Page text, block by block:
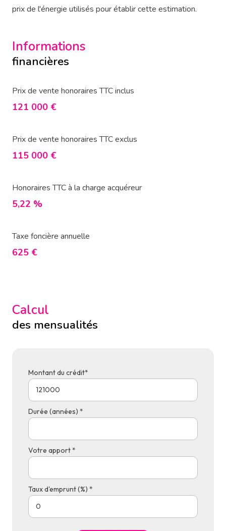
prix de l'énergie utilisés pour établir cette estimation.
Informations
financières
Prix de vente honoraires TTC inclus
121 000 €
Prix de vente honoraires TTC exclus
115 000 €
Honoraires TTC à la charge acquéreur
5,22 %
Taxe foncière annuelle
625 €
Calcul
des mensualités
Montant du crédit*
Durée (années) *
Votre apport *
Taux d'emprunt (%) *